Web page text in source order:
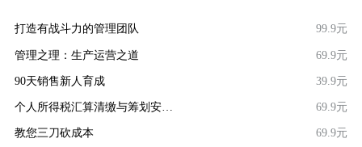
打造有战斗力的管理团队 99.9元
管理之理：生产运营之道 69.9元
90天销售新人育成 39.9元
个人所得税汇算清缴与筹划安… 69.9元
教您三刀砍成本 69.9元